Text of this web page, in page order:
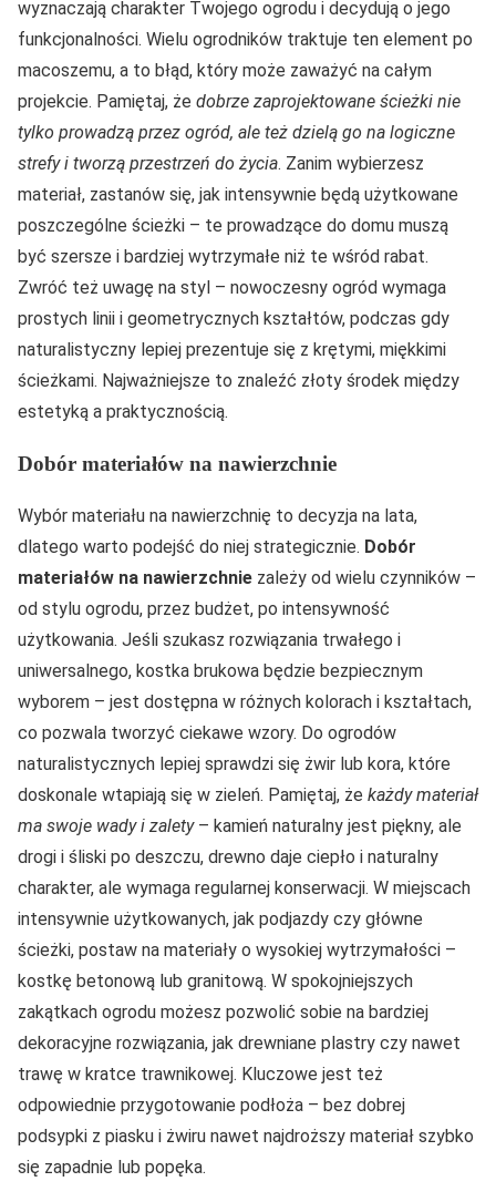
wyznaczają charakter Twojego ogrodu i decydują o jego
funkcjonalności. Wielu ogrodników traktuje ten element po
macoszemu, a to błąd, który może zaważyć na całym
projekcie. Pamiętaj, że dobrze zaprojektowane ścieżki nie
tylko prowadzą przez ogród, ale też dzielą go na logiczne
strefy i tworzą przestrzeń do życia. Zanim wybierzesz
materiał, zastanów się, jak intensywnie będą użytkowane
poszczególne ścieżki – te prowadzące do domu muszą
być szersze i bardziej wytrzymałe niż te wśród rabat.
Zwróć też uwagę na styl – nowoczesny ogród wymaga
prostych linii i geometrycznych kształtów, podczas gdy
naturalistyczny lepiej prezentuje się z krętymi, miękkimi
ścieżkami. Najważniejsze to znaleźć złoty środek między
estetyką a praktycznością.
Dobór materiałów na nawierzchnie
Wybór materiału na nawierzchnię to decyzja na lata,
dlatego warto podejść do niej strategicznie. Dobór
materiałów na nawierzchnie zależy od wielu czynników –
od stylu ogrodu, przez budżet, po intensywność
użytkowania. Jeśli szukasz rozwiązania trwałego i
uniwersalnego, kostka brukowa będzie bezpiecznym
wyborem – jest dostępna w różnych kolorach i kształtach,
co pozwala tworzyć ciekawe wzory. Do ogrodów
naturalistycznych lepiej sprawdzi się żwir lub kora, które
doskonale wtapiają się w zieleń. Pamiętaj, że każdy materiał
ma swoje wady i zalety– kamień naturalny jest piękny, ale
drogi i śliski po deszczu, drewno daje ciepło i naturalny
charakter, ale wymaga regularnej konserwacji. W miejscach
intensywnie użytkowanych, jak podjazdy czy główne
ścieżki, postaw na materiały o wysokiej wytrzymałości –
kostkę betonową lub granitową. W spokojniejszych
zakątkach ogrodu możesz pozwolić sobie na bardziej
dekoracyjne rozwiązania, jak drewniane plastry czy nawet
trawę w kratce trawnikowej. Kluczowe jest też
odpowiednie przygotowanie podłoża – bez dobrej
podsypki z piasku i żwiru nawet najdroższy materiał szybko
się zapadnie lub popęka.